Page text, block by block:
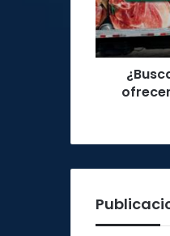
ofrecerá
55
puestos
en
diferentes